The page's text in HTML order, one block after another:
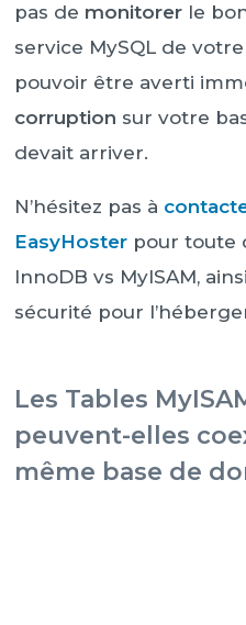
pas de monitorer le
service MySQL de
pouvoir être averti
corruption sur votre
devait arriver.
N’hésitez pas à
EasyHoster pour toute
InnoDB vs MyISAM,
sécurité pour
Les Tables
peuvent-elles
même base de